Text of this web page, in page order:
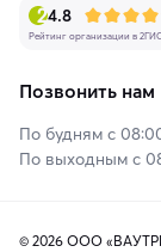
4.8
Рейтинг организации в
Позвонить нам
По будням с
По выходным с
© 2026 ООО